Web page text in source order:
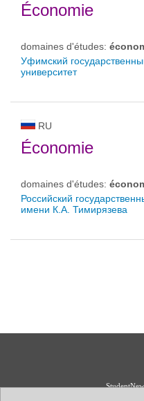
Économie
domaines d'études:
Уфимский
университет
RU
Économie
domaines d'études:
Российский
имени К.А. Тимирязева